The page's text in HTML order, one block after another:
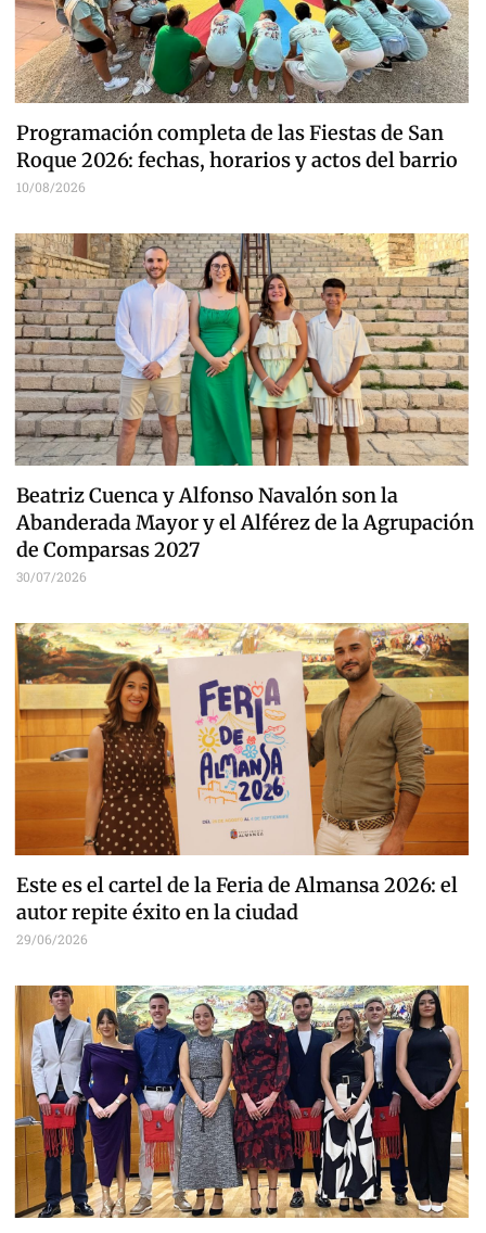
Programación completa de las Fiestas de San
Roque 2026: fechas, horarios y actos del barrio
10/08/2026
Beatriz Cuenca y Alfonso Navalón son la
Abanderada Mayor y el Alférez de la Agrupación
de Comparsas 2027
30/07/2026
Este es el cartel de la Feria de Almansa 2026: el
autor repite éxito en la ciudad
29/06/2026